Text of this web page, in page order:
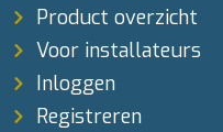
Product overzicht
Voor installateurs
Inloggen
Registreren